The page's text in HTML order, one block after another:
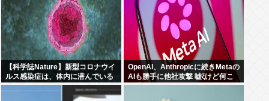
【科学誌Nature】新型コロナウイ
ルス感染症は、体内に潜んでいる
無数の休眠ウイルスを再活性化
し、人々に重篤な病気を引き起こ
OpenAI、Anthropicに続きMetaの
AIも勝手に他社攻撃 嘘ξけど何こ
れ流行ってんの？